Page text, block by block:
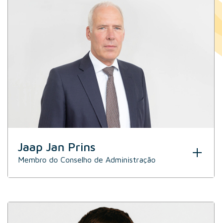
Jaap Jan Prins
Membro do Conselho de Administração